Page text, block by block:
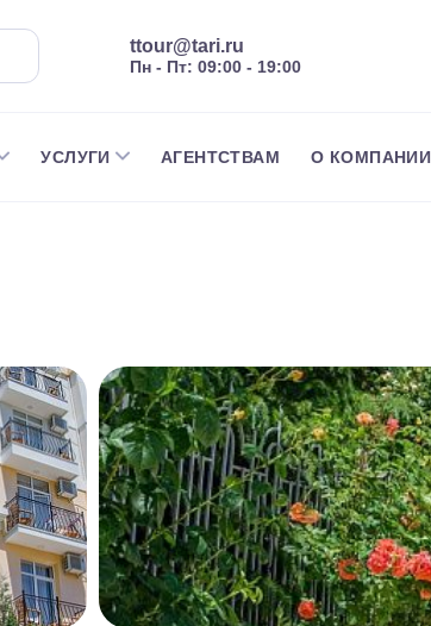
ttour@tari.ru
Пн - Пт: 09:00 - 19:00
УСЛУГИ АГЕНТСТВАМ О КОМПАНИИ